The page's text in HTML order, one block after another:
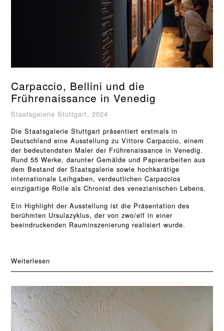
Carpaccio, Bellini und die
Frührenaissance in Venedig
Staatsgalerie Stuttgart, 2024
Die Staatsgalerie Stuttgart präsentiert erstmals in
Deutschland eine Ausstellung zu Vittore Carpaccio, einem
der bedeutendsten Maler der Frührenaissance in Venedig.
Rund 55 Werke, darunter Gemälde und Papierarbeiten aus
dem Bestand der Staatsgalerie sowie hochkarätige
internationale Leihgaben, verdeutlichen Carpaccios
einzigartige Rolle als Chronist des venezianischen Lebens.
Ein Highlight der Ausstellung ist die Präsentation des
berühmten Ursulazyklus, der von zwo/elf in einer
beeindruckenden Rauminszenierung realisiert wurde.
Weiterlesen